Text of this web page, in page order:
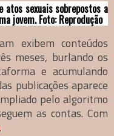
atos sexuais sobrepostos a
jovem. Foto: Reprodução
exibem conteúdos
meses, burlando os
e acumulando
publicações aparece
pelo algoritmo
as contas. Com
.